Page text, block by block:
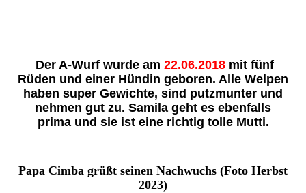
Der A-Wurf wurde am 22.06.2018mit fünf
Rüden und einer Hündin geboren. Alle Welpen
haben super Gewichte, sind putzmunter und
nehmen gut zu. Samila geht es ebenfalls
prima und sie ist eine richtig tolle Mutti.
Papa Cimba grüßt seinen Nachwuchs (Foto Herbst
2023)